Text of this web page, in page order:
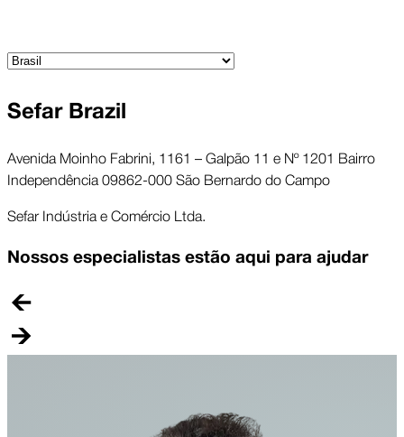
Sefar Brazil
Avenida Moinho Fabrini, 1161 – Galpão 11 e Nº 1201 Bairro
Independência 09862-000 São Bernardo do Campo
Sefar Indústria e Comércio Ltda.
Nossos especialistas estão aqui para ajudar